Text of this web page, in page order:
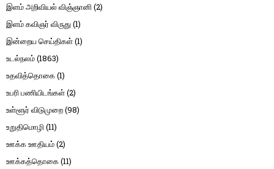
இளம் அறிவியல் விஞ்ஞானி(2)
இளம் கவிஞர் விருது(1)
இன்றைய செய்திகள்(1)
உடல்நலம்(1863)
உதவித்தொகை(1)
உபரி பணியிடங்கள்(2)
உள்ளூர் விடுமுறை(98)
உறுதிமொழி(11)
ஊக்க ஊதியம்(2)
ஊக்கத்தொகை(11)